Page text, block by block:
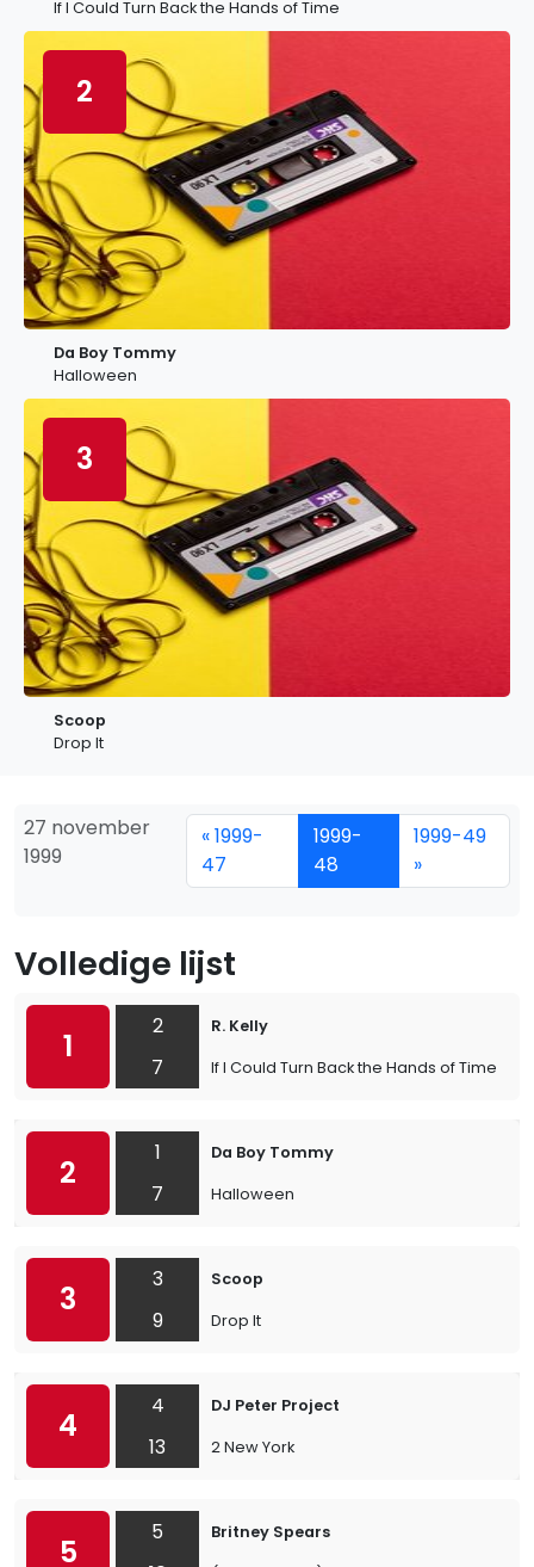
If I Could Turn Back the Hands of Time
2
Da Boy Tommy
Halloween
3
Scoop
Drop It
27 november
1999
« 1999-
47
1999-
48
1999-49
»
Volledige lijst
1
2
7
R. Kelly
If I Could Turn Back the Hands of Time
2
1
7
Da Boy Tommy
Halloween
3
3
9
Scoop
Drop It
4
4
13
DJ Peter Project
2 New York
5
5
Britney Spears